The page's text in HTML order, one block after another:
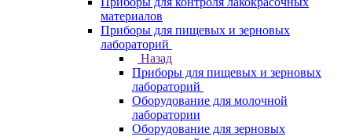
материалов
Приборы для пищевых и зерновых
лабораторий
Назад
Приборы для пищевых и зерновых
лабораторий
Оборудование для молочной
лаборатории
Оборудование для зерновых